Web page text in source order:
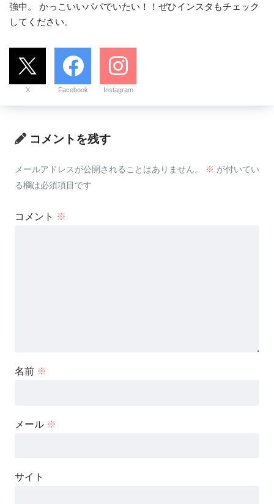
強中。 かっこいいパパでいたい！！ぜひインスタもチェック
してください。
X Facebook Instagram
コメントを残す
メールアドレスが公開されることはありません。 ※ が付いてい
る欄は必須項目です
コメント ※
名前 ※
メール ※
サイト